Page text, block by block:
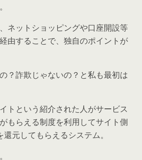
。
ネットショッピングや口座開設等
由することで、独自のポイントが
？詐欺じゃないの？と私も最初は
トという紹介された人がサービス
もらえる制度を利用してサイト側
元してもらえるシステム。